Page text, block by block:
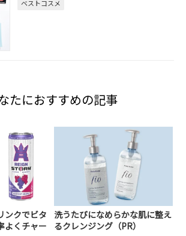
ベストコスメ
たにおすすめの記事
ンクでビタ
よくチャー
洗うたびになめらかな肌に整え
るクレンジング（PR）